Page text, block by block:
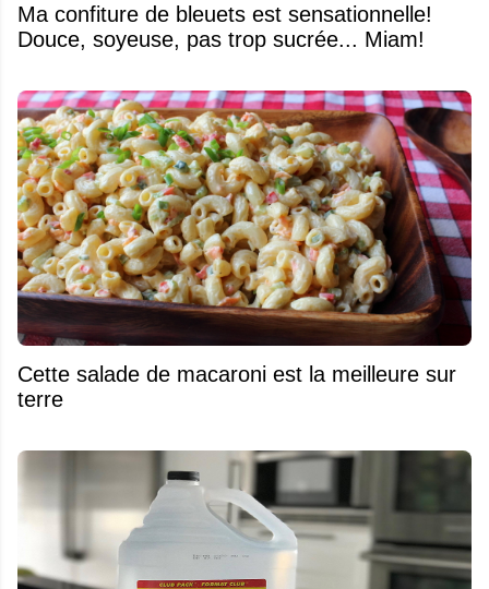
Ma confiture de bleuets est sensationnelle!
Douce, soyeuse, pas trop sucrée... Miam!
Cette salade de macaroni est la meilleure sur
terre